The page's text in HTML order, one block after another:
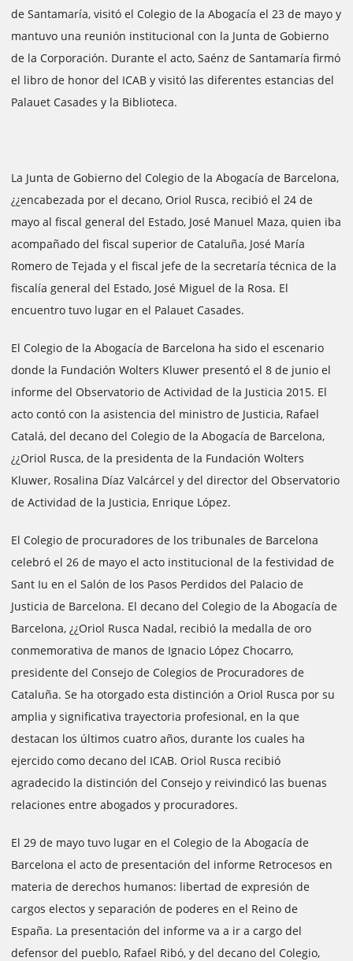
de Santamaría, visitó el Colegio de la Abogacía el 23 de mayo y
mantuvo una reunión institucional con la Junta de Gobierno
de la Corporación. Durante el acto, Saénz de Santamaría firmó
el libro de honor del ICAB y visitó las diferentes estancias del
Palauet Casades y la Biblioteca.
La Junta de Gobierno del Colegio de la Abogacía de Barcelona,
¿¿encabezada por el decano, Oriol Rusca, recibió el 24 de
mayo al fiscal general del Estado, José Manuel Maza, quien iba
acompañado del fiscal superior de Cataluña, José María
Romero de Tejada y el fiscal jefe de la secretaría técnica de la
fiscalía general del Estado, José Miguel de la Rosa. El
encuentro tuvo lugar en el Palauet Casades.
El Colegio de la Abogacía de Barcelona ha sido el escenario
donde la Fundación Wolters Kluwer presentó el 8 de junio el
informe del Observatorio de Actividad de la Justicia 2015. El
acto contó con la asistencia del ministro de Justicia, Rafael
Catalá, del decano del Colegio de la Abogacía de Barcelona,
¿¿Oriol Rusca, de la presidenta de la Fundación Wolters
Kluwer, Rosalina Díaz Valcárcel y del director del Observatorio
de Actividad de la Justicia, Enrique López.
El Colegio de procuradores de los tribunales de Barcelona
celebró el 26 de mayo el acto institucional de la festividad de
Sant Iu en el Salón de los Pasos Perdidos del Palacio de
Justicia de Barcelona. El decano del Colegio de la Abogacía de
Barcelona, ¿¿Oriol Rusca Nadal, recibió la medalla de oro
conmemorativa de manos de Ignacio López Chocarro,
presidente del Consejo de Colegios de Procuradores de
Cataluña. Se ha otorgado esta distinción a Oriol Rusca por su
amplia y significativa trayectoria profesional, en la que
destacan los últimos cuatro años, durante los cuales ha
ejercido como decano del ICAB. Oriol Rusca recibió
agradecido la distinción del Consejo y reivindicó las buenas
relaciones entre abogados y procuradores.
El 29 de mayo tuvo lugar en el Colegio de la Abogacía de
Barcelona el acto de presentación del informe Retrocesos en
materia de derechos humanos: libertad de expresión de
cargos electos y separación de poderes en el Reino de
España. La presentación del informe va a ir a cargo del
defensor del pueblo, Rafael Ribó, y del decano del Colegio,